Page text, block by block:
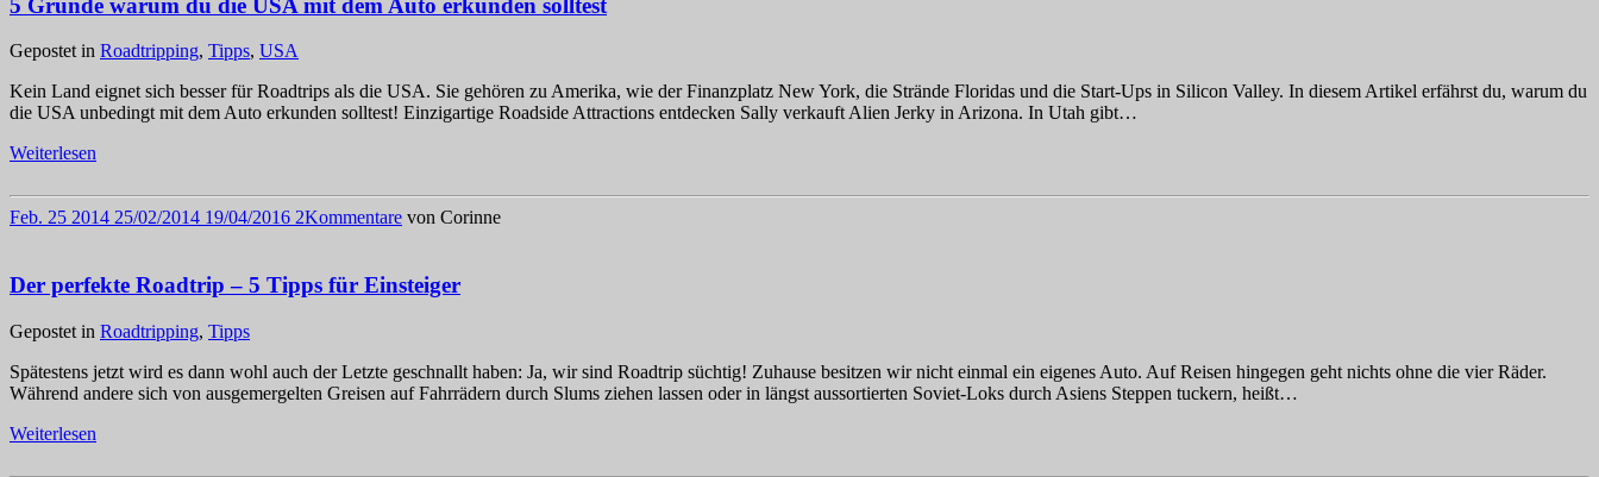
Gepostet in Roadtripping, Tipps, USA
Kein Land eignet sich besser für Roadtrips als die USA. Sie gehören zu Amerika, wie der Finanzplatz New York, die Strände Floridas und die Start-Ups in Silicon Valley. In diesem Artikel erfährst du, warum du
die USA unbedingt mit dem Auto erkunden solltest! Einzigartige Roadside Attractions entdecken Sally verkauft Alien Jerky in Arizona. In Utah gibt…
Weiterlesen
Feb. 25 2014 25/02/2014 19/04/2016 2Kommentare von Corinne
Der perfekte Roadtrip – 5 Tipps für Einsteiger
Gepostet in Roadtripping, Tipps
Spätestens jetzt wird es dann wohl auch der Letzte geschnallt haben: Ja, wir sind Roadtrip süchtig! Zuhause besitzen wir nicht einmal ein eigenes Auto. Auf Reisen hingegen geht nichts ohne die vier Räder.
Während andere sich von ausgemergelten Greisen auf Fahrrädern durch Slums ziehen lassen oder in längst aussortierten Soviet-Loks durch Asiens Steppen tuckern, heißt…
Weiterlesen